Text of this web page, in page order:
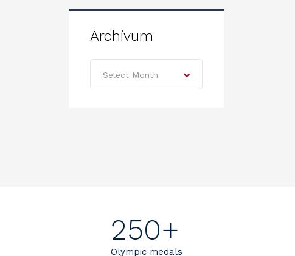
Archívum
Archívum
Select Month
250+
Olympic medals